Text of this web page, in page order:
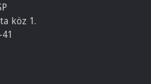
köz 1.